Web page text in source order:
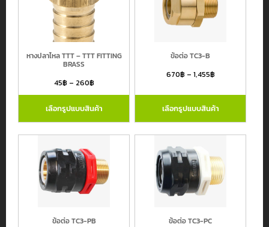
Yokohama
Price:11฿—46,320฿
หางปลาไหล TTT – TTT FITTING
BRASS
45฿ – 260฿
เลือกรูปแบบสินค้า
ข้อต่อ TC3-B
670฿ – 1,455฿
เลือกรูปแบบสินค้า
ข้อต่อ TC3-PB
ข้อต่อ TC3-PC